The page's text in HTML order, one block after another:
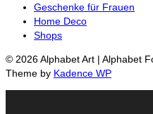
Geschenke für Frauen
Home Deco
Shops
© 2026 Alphabet Art | Alphabet
Theme by Kadence WP